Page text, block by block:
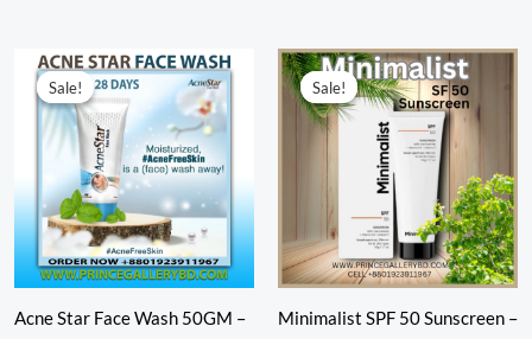
Sale!
Sale!
Acne Star Face Wash 50GM –
Original
price
was:
500.00৳ .
Current
price
390.00৳ .
Sale!
Sale!
Minimalist SPF 50 Sunscreen –
Original
price
was:
1,650.00৳ .
Current
price
is:
1,480.00৳ .